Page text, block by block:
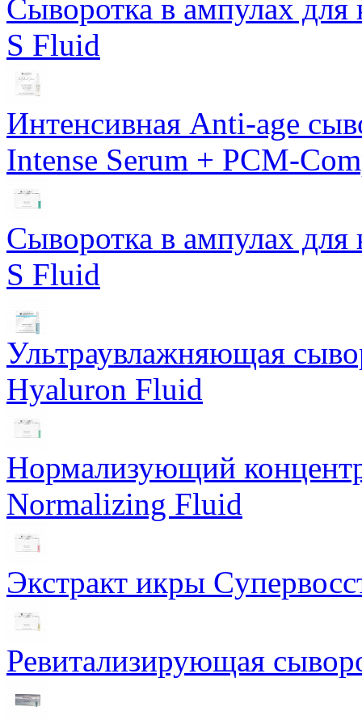
Сыворотка в ампулах для
S Fluid
Интенсивная Anti-age
Intense Serum + PCM-
Сыворотка в ампулах для
S Fluid
Ультраувлажняющая
Hyaluron Fluid
Нормализующий
Normalizing Fluid
Экстракт икры
Ревитализирующая